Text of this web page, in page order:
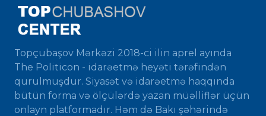
Topçubaşov Mərkəzi 2018-ci ilin aprel ayında
The Politicon - idarəetmə heyəti tərəfindən
qurulmuşdur. Siyasət və idarəetmə haqqında
bütün forma və ölçülərdə yazan müəlliflər üçün
onlayn platformadır. Həm də Bakı şəhərində